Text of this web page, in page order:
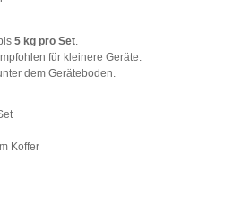
5 kg pro Set.
für kleinere Geräte.
dem Geräteboden.
Koffer